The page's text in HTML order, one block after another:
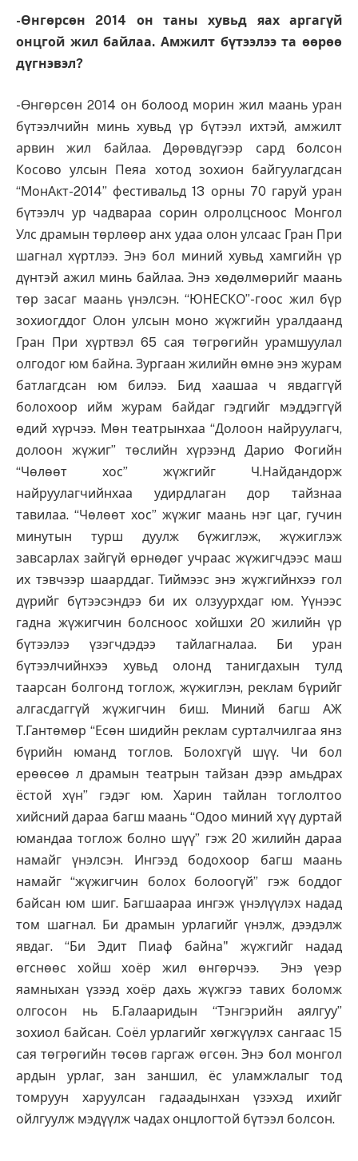
-Өнгөрсөн 2014 он таны хувьд яах аргагүй
онцгой жил байлаа. Амжилт бүтээлээ та өөрөө
дүгнэвэл?
-Өнгөрсөн 2014 он болоод морин жил маань уран
бүтээлчийн минь хувьд үр бүтээл ихтэй, амжилт
арвин жил байлаа. Дөрөвдүгээр сард болсон
Косово улсын Пеяа хотод зохион байгуулагдсан
“МонАкт-2014” фестивальд 13 орны 70 гаруй уран
бүтээлч ур чадвараа сорин олролцсноос Монгол
Улс драмын төрлөөр анх удаа олон улсаас Гран При
шагнал хүртлээ. Энэ бол миний хувьд хамгийн үр
дүнтэй ажил минь байлаа. Энэ хөдөлмөрийг маань
төр засаг маань үнэлсэн. “ЮНЕСКО”-гоос жил бүр
зохиогддог Олон улсын моно жүжгийн уралдаанд
Гран При хүртвэл 65 сая төгрөгийн урамшуулал
олгодог юм байна. Зургаан жилийн өмнө энэ журам
батлагдсан юм билээ. Бид хаашаа ч явдаггүй
болохоор ийм журам байдаг гэдгийг мэддэггүй
өдий хүрчээ. Мөн театрынхаа “Долоон найруулагч,
долоон жүжиг” төслийн хүрээнд Дарио Фогийн
“Чөлөөт хос” жүжгийг Ч.Найдандорж
найруулагчийнхаа удирдлаган дор тайзнаа
тавилаа. “Чөлөөт хос” жүжиг маань нэг цаг, гучин
минутын турш дуулж бүжиглэж, жүжиглэж
завсарлах зайгүй өрнөдөг учраас жүжигчдээс маш
их тэвчээр шаарддаг. Тиймээс энэ жүжгийнхээ гол
дүрийг бүтээсэндээ би их олзуурхдаг юм. Үүнээс
гадна жүжигчин болсноос хойшхи 20 жилийн үр
бүтээлээ үзэгчдэдээ тайлагналаа. Би уран
бүтээлчийнхээ хувьд олонд танигдахын тулд
таарсан болгонд тоглож, жүжиглэн, реклам бүрийг
алгасдаггүй жүжигчин биш. Миний багш АЖ
Т.Гантөмөр “Есөн шидийн реклам сурталчилгаа янз
бүрийн юманд тоглов. Болохгүй шүү. Чи бол
ерөөсөө л драмын театрын тайзан дээр амьдрах
ёстой хүн” гэдэг юм. Харин тайлан тоглолтоо
хийсний дараа багш маань “Одоо миний хүү дуртай
юмандаа тоглож болно шүү” гэж 20 жилийн дараа
намайг үнэлсэн. Ингээд бодохоор багш маань
намайг “жүжигчин болох болоогүй” гэж боддог
байсан юм шиг. Багшаараа ингэж үнэлүүлэх надад
том шагнал. Би драмын урлагийг үнэлж, дээдэлж
явдаг. “Би Эдит Пиаф байна" жүжгийг надад
өгснөөс хойш хоёр жил өнгөрчээ. Энэ үеэр
яамныхан үзээд хоёр дахь жүжгээ тавих боломж
олгосон нь Б.Галааридын “Тэнгэрийн аялгуу”
зохиол байсан. Соёл урлагийг хөгжүүлэх сангаас 15
сая төгрөгийн төсөв гаргаж өгсөн. Энэ бол монгол
ардын урлаг, зан заншил, ёс уламжлалыг тод
томруун харуулсан гадаадынхан үзэхэд ихийг
ойлгуулж мэдүүлж чадах онцлогтой бүтээл болсон.